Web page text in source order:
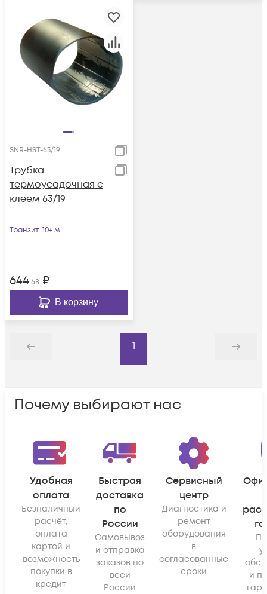
SNR-HST-63/19
Трубка
термоусадочная с
клеем 63/19
Транзит: 10+ м
644,68 ₽
В корзину
Назад
1
Дальше
Почему выбирают нас
Удобная
оплата
Безналичный
расчёт,
оплата
картой и
возможность
покупки в
кредит
Быстрая
доставка
по
России
Самовывоз
и отправка
заказов по
всей
России
Сервисный
центр
Диагностика и
ремонт
оборудования
в
согласованные
сроки
и